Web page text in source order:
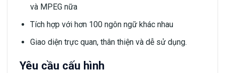
và MPEG nữa
Tích hợp với hơn 100 ngôn ngữ khác nhau
Giao diện trực quan, thân thiện và dễ sử dụng.
Yêu cầu cấu hình